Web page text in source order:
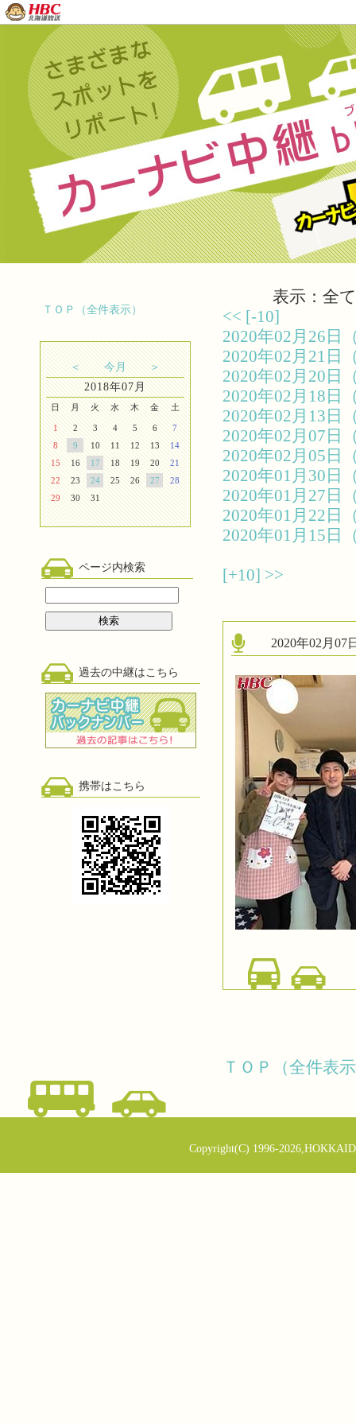
ＴＯＰ（全件表示）
＜ 今月
＞
2018年07月
日 月 火 水 木 金 土
1 2 3 4 5 6
7
8
9 10 11 12 13
14
15
16 17 18 19 20
21
22
23 24 25 26 27
28
29
30 31
ページ内検索
過去の中継はこちら
携帯はこちら
表示：全て
<< [-10]
2020年02月26
2020年02月21
2020年02月20
2020年02月18
2020年02月13
2020年02月07
2020年02月05
2020年01月30
2020年01月27
2020年01月22
2020年01月15
[+10] >>
2020年02月
ＴＯＰ（全件表
Copyright(C) 1996-